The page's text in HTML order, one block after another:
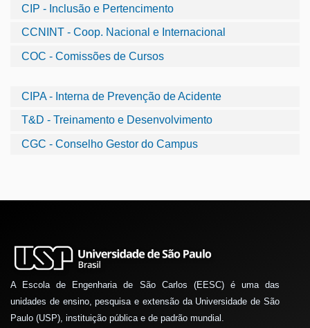
CIP - Inclusão e Pertencimento
CCNINT - Coop. Nacional e Internacional
COC - Comissões de Cursos
CIPA - Interna de Prevenção de Acidente
T&D - Treinamento e Desenvolvimento
CGC - Conselho Gestor do Campus
A Escola de Engenharia de São Carlos (EESC) é uma das
unidades de ensino, pesquisa e extensão da Universidade de São
Paulo (USP), instituição pública e de padrão mundial.